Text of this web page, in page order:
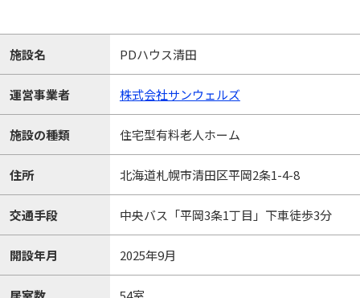
施設名 PDハウス清田
運営事業者 株式会社サンウェルズ
施設の種類 住宅型有料老人ホーム
住所 北海道札幌市清田区平岡2条1-4-8
交通手段 中央バス「平岡3条1丁目」下車徒歩3分
開設年月 2025年9月